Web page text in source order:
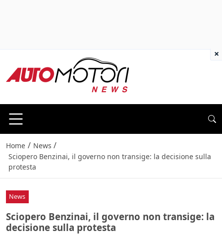
Home / News /
Sciopero Benzinai, il governo non transige: la decisione sulla
protesta
News
Sciopero Benzinai, il governo non transige: la
decisione sulla protesta
×